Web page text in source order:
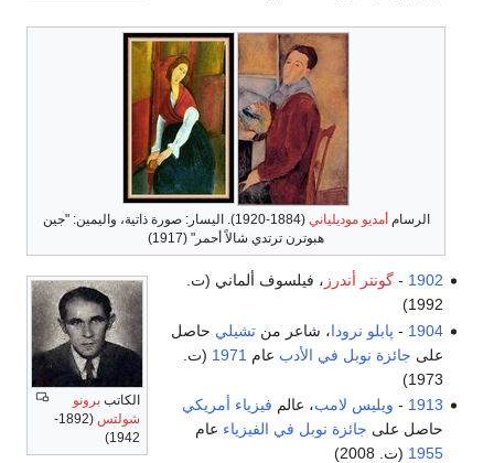
الرسام أمديو موديلياني
(1884-1920). اليسار: صورة ذاتية، واليمين: "جين
هبوترن ترتدي شالاً أحمر" (1917)
الكاتب برونو
شولتس
(1892-
1942)
1902
-گونتر أندرز ، فيلسوف ألماني (ت.
1992)
1904
- پابلو نرودا، شاعر منتشيلي حاصل
على جائزة نوبل في الأدب عام 1971 (ت.
1973)
1913
- ويليس لامب، عالم فيزياء أمريكي
حاصل على جائزة نوبل في الفيزياء عام
1955 (ت. 2008)